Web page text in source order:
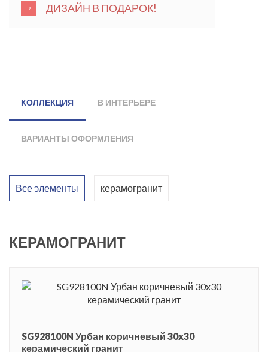
ДИЗАЙН В ПОДАРОК!
КОЛЛЕКЦИЯ В ИНТЕРЬЕРЕ
ВАРИАНТЫ ОФОРМЛЕНИЯ
Все элементы керамогранит
КЕРАМОГРАНИТ
SG928100N Урбан коричневый 30x30
керамический гранит